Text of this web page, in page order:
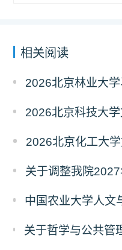
相关阅读